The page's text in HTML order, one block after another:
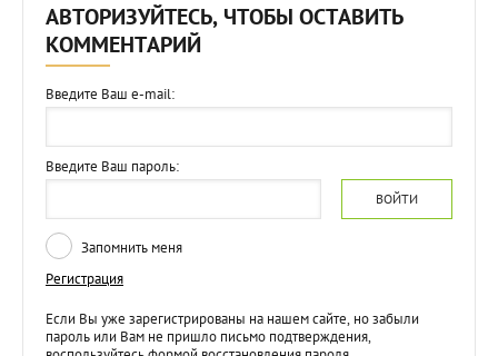
АВТОРИЗУЙТЕСЬ, ЧТОБЫ ОСТАВИТЬ
КОММЕНТАРИЙ
Введите Ваш e-mail:
Введите Ваш пароль:
ВОЙТИ
Запомнить меня
Регистрация
Если Вы уже зарегистрированы на нашем сайте, но забыли
пароль или Вам не пришло письмо подтверждения,